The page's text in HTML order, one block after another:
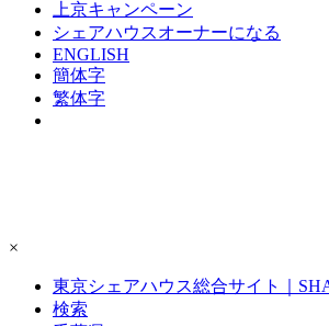
上京キャンペーン
シェアハウスオーナーになる
ENGLISH
簡体字
繁体字
×
東京シェアハウス総合サイト｜
検索